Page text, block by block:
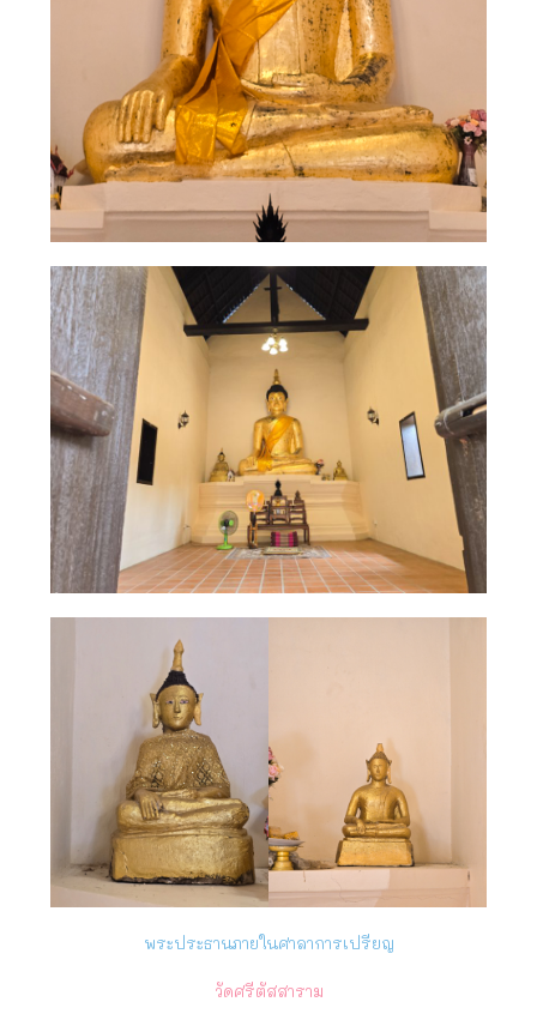
พระประธานภายในศาลาการเปรียญ
วัดศรีตัสสาราม